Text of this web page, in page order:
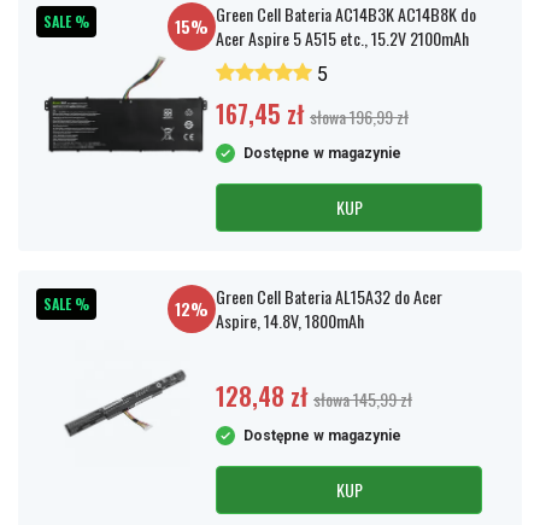
SALE % 15% Green Cell Bateria AC14B3K AC14B8K do
Acer Aspire 5 A515 etc., 15.2V 2100mAh
5
167,45 zł słowa 196,99 zł
Dostępne w magazynie
KUP
SALE % 12% Green Cell Bateria AL15A32 do Acer
Aspire, 14.8V, 1800mAh
128,48 zł słowa 145,99 zł
Dostępne w magazynie
KUP